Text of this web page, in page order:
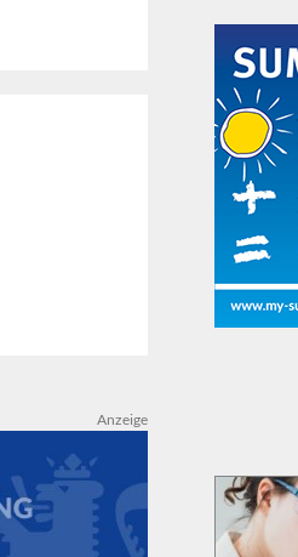
Anzeige